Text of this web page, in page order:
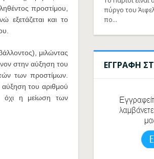
προστίμου,
εξετάζεται και το
μιλώντας
στην αύξηση του
των προστίμων.
αύξηση του αριθμού
η μείωση των
πύργο του
πο…
ΕΓΓΡΑΦΗ